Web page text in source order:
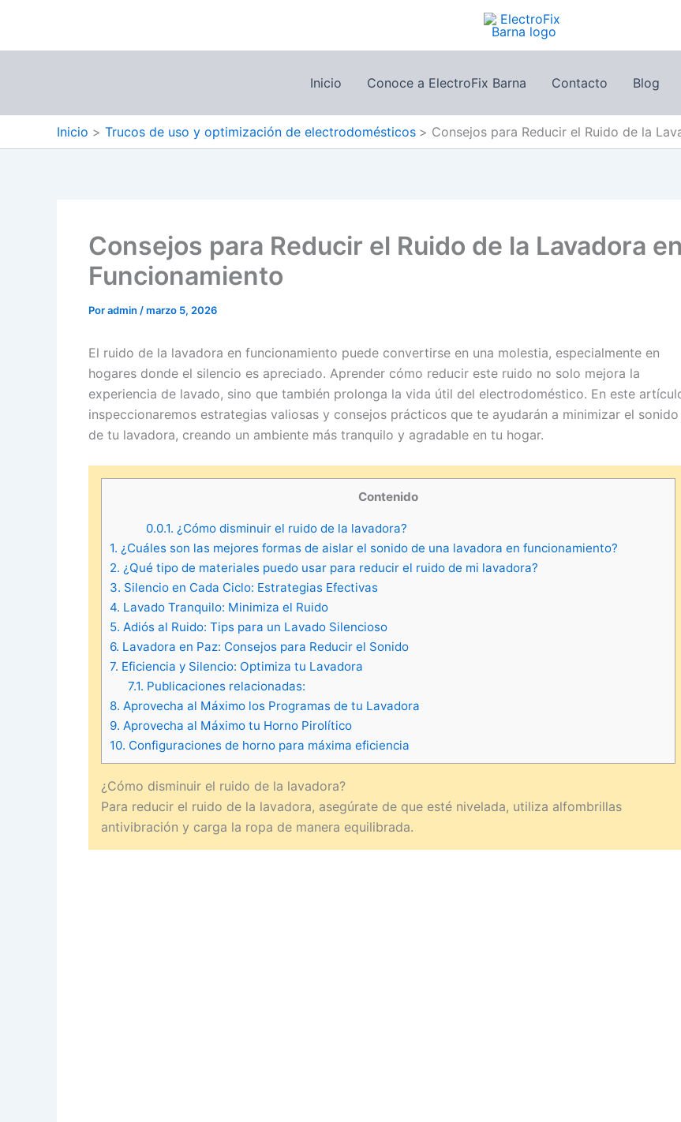
contenido
Inicio Conoce a ElectroFix Barna Contacto Blog
Inicio Trucos de uso y optimización de electrodomésticos Consejos para Reducir el Ruido de la
Consejos para Reducir el Ruido de la Lavadora en
Funcionamiento
Poradmin /marzo 5, 2026
El ruido de la lavadora en funcionamiento puede convertirse en una molestia, especialmente en
hogares donde el silencio es apreciado. Aprender cómo reducir este ruido no solo mejora la
experiencia de lavado, sino que también prolonga la vida útil del electrodoméstico. En este
inspeccionaremos estrategias valiosas y consejos prácticos que te ayudarán a minimizar el sonido
de tu lavadora, creando un ambiente más tranquilo y agradable en tu hogar.
Contenido
0.0.1. ¿Cómo disminuir el ruido de la lavadora?
1. ¿Cuáles son las mejores formas de aislar el sonido de una lavadora en funcionamiento?
2. ¿Qué tipo de materiales puedo usar para reducir el ruido de mi lavadora?
3. Silencio en Cada Ciclo: Estrategias Efectivas
4. Lavado Tranquilo: Minimiza el Ruido
5. Adiós al Ruido: Tips para un Lavado Silencioso
6. Lavadora en Paz: Consejos para Reducir el Sonido
7. Eficiencia y Silencio: Optimiza tu Lavadora
7.1. Publicaciones relacionadas:
8. Aprovecha al Máximo los Programas de tu Lavadora
9. Aprovecha al Máximo tu Horno Pirolítico
10. Configuraciones de horno para máxima eficiencia
¿Cómo disminuir el ruido de la lavadora?
Para reducir el ruido de la lavadora, asegúrate de que esté nivelada, utiliza alfombrillas
antivibración y carga la ropa de manera equilibrada.